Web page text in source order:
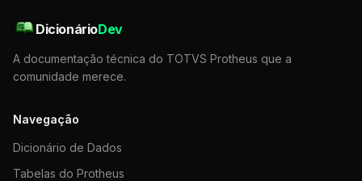
DicionárioDev
A documentação técnica do TOTVS Protheus que a
comunidade merece.
Navegação
Dicionário de Dados
Tabelas do Protheus